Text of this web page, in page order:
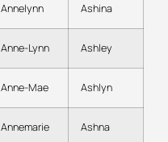
Annelynn Ashina
Anne-Lynn Ashley
Anne-Mae Ashlyn
Annemarie Ashna